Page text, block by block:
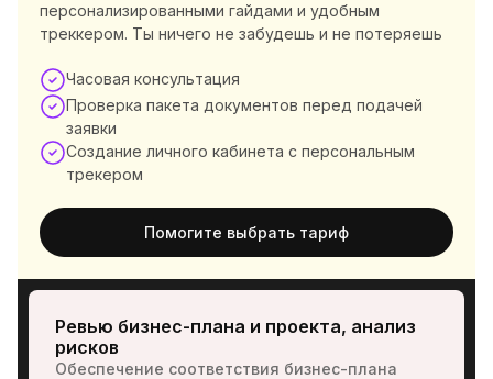
персонализированными гайдами и удобным
треккером. Ты ничего не забудешь и не потеряешь
Часовая консультация
Проверка пакета документов перед подачей
заявки
Создание личного кабинета с персональным
трекером
Помогите выбрать тариф
Ревью бизнес-плана и проекта, анализ
рисков
Обеспечение соответствия бизнес-плана